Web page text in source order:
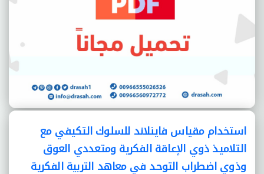
استخدام مقياس فاينلاند للسلوك التكيفي مع
التلاميذ ذوي الإعاقة الفكرية ومتعددي العوق
وذوي اضطراب التوحد في معاهد التربية الفكرية